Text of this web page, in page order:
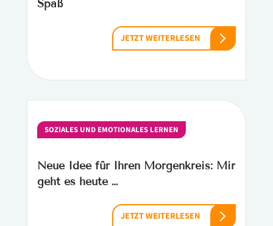
Spaß
JETZT WEITERLESEN
SOZIALES UND EMOTIONALES LERNEN
Neue Idee für Ihren Morgenkreis: Mir
geht es heute …
JETZT WEITERLESEN